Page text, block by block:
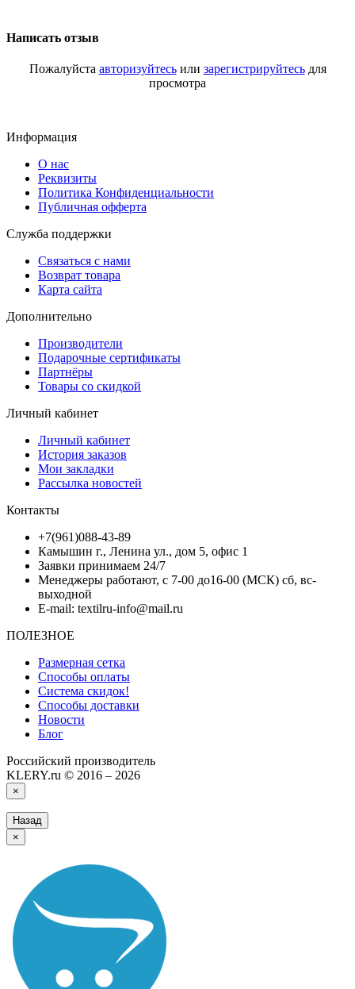
Написать отзыв
Пожалуйста авторизуйтесьили зарегистрируйтесьдля
просмотра
Информация
О нас
Реквизиты
Политика Конфиденциальности
Публичная офферта
Служба поддержки
Связаться с нами
Возврат товара
Карта сайта
Дополнительно
Производители
Подарочные сертификаты
Партнёры
Товары со скидкой
Личный кабинет
Личный кабинет
История заказов
Мои закладки
Рассылка новостей
Контакты
+7(961)088-43-89
Камышин г., Ленина ул., дом 5, офис 1
Заявки принимаем 24/7
Менеджеры работают, с 7-00 до16-00 (МСК) сб, вс-
выходной
E-mail: textilru-info@mail.ru
ПОЛЕЗНОЕ
Размерная сетка
Способы оплаты
Система скидок!
Способы доставки
Новости
Блог
Российский производитель
KLERY.ru © 2016 – 2026
×
Назад
×